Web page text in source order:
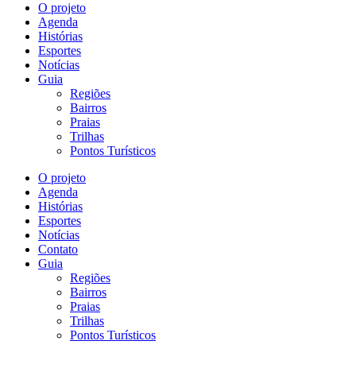
O projeto
Agenda
Histórias
Esportes
Notícias
Guia
Regiões
Bairros
Praias
Trilhas
Pontos Turísticos
O projeto
Agenda
Histórias
Esportes
Notícias
Contato
Guia
Regiões
Bairros
Praias
Trilhas
Pontos Turísticos